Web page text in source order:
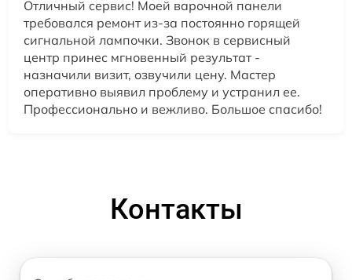
Отличный сервис! Моей варочной панели
требовался ремонт из-за постоянно горящей
сигнальной лампочки. Звонок в сервисный
центр принес мгновенный результат -
назначили визит, озвучили цену. Мастер
оперативно выявил проблему и устранил ее.
Профессионально и вежливо. Большое спасибо!
Контакты